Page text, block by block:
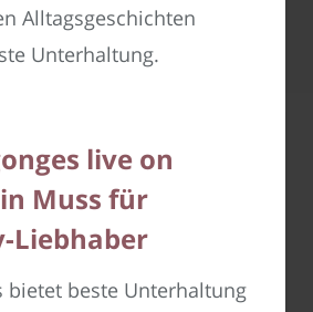
Alltagsgeschichten
Unterhaltung.
live on
Muss für
Liebhaber
bietet beste Unterhaltung